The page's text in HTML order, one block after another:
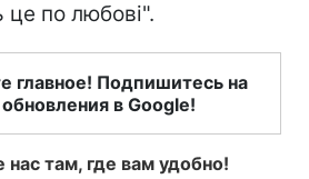
це по любові".
главное! Подпишитесь на
в Google!
нас там, где вам удобно!